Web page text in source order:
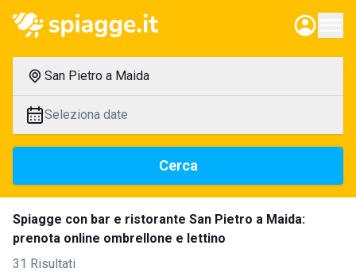
San Pietro a Maida
Seleziona date
Cerca
Spiagge con bar e ristorante San Pietro a Maida:
prenota online ombrellone e lettino
31 Risultati